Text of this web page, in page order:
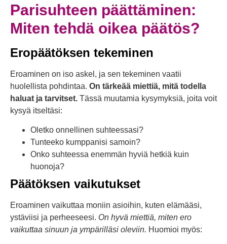
Parisuhteen päättäminen:
Miten tehdä oikea päätös?
Eropäätöksen tekeminen
Eroaminen on iso askel, ja sen tekeminen vaatii
huolellista pohdintaa. On tärkeää miettiä, mitä todella
haluat ja tarvitset. Tässä muutamia kysymyksiä, joita voit
kysyä itseltäsi:
Oletko onnellinen suhteessasi?
Tunteeko kumppanisi samoin?
Onko suhteessa enemmän hyviä hetkiä kuin
huonoja?
Päätöksen vaikutukset
Eroaminen vaikuttaa moniin asioihin, kuten elämääsi,
ystäviisi ja perheeseesi. On hyvä miettiä, miten ero
vaikuttaa sinuun ja ympärilläsi oleviin. Huomioi myös: